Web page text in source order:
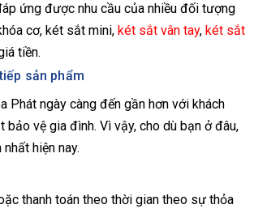
ứng được nhu cầu của nhiều đối tượng
cơ, két sắt mini, két sắt vân tay, két sắt
tiền.
sản phẩm
Phát ngày càng đến gần hơn với khách
vệ gia đình. Vì vậy, cho dù bạn ở đâu,
hiện nay.
thanh toán theo thời gian theo sự thỏa